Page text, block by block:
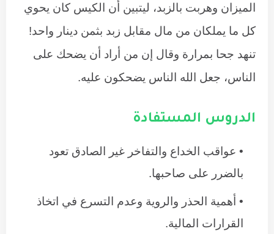
الميزان وهربت بالزبد، ليتبين أن الكيس كان يحوي
كل ما يملكان من مال مقابل زبد بثمن دينار واحد!
تنهد جحا بمرارة وقال إن من أراد أن يضحك على
الناس، جعل الله الناس يضحكون عليه.
الدروس المستفادة
عواقب الخداع والتفاخر غير الصادق تعود
بالضرر على صاحبها.
أهمية الحذر والروية وعدم التسرع في اتخاذ
القرارات المالية.